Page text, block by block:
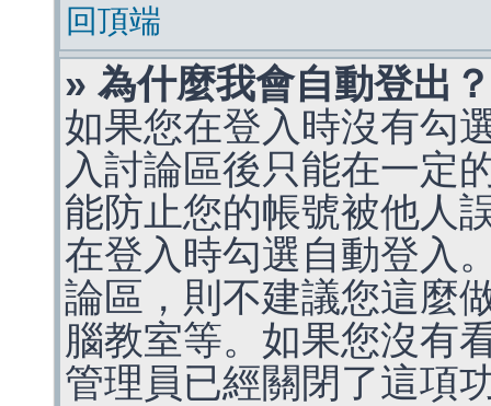
回頂端
» 為什麼我會自動登出？
如果您在登入時沒有勾
入討論區後只能在一定
能防止您的帳號被他人
在登入時勾選自動登入
論區，則不建議您這麼
腦教室等。如果您沒有
管理員已經關閉了這項